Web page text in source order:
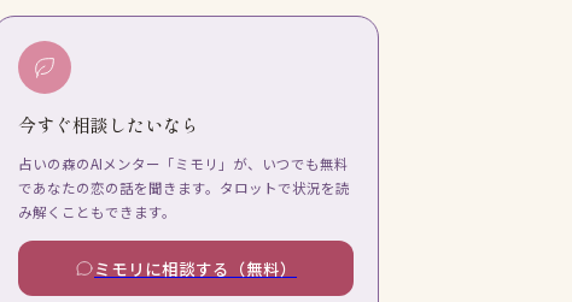
今すぐ相談したいなら
占いの森のAIメンター「ミモリ」が、いつでも無料
であなたの恋の話を聞きます。タロットで状況を読
み解くこともできます。
ミモリに相談する（無料）